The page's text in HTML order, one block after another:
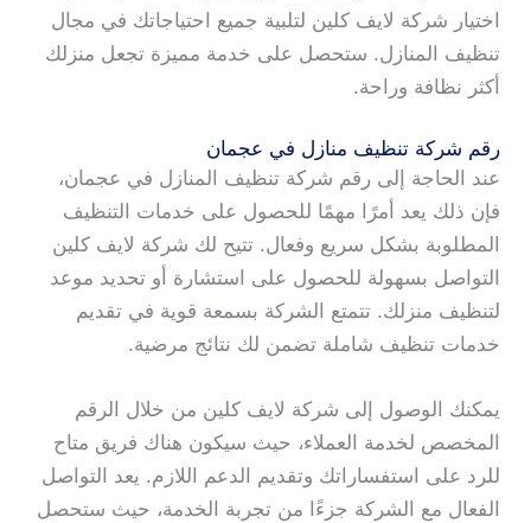
اختيار شركة لايف كلين لتلبية جميع احتياجاتك في مجال
تنظيف المنازل. ستحصل على خدمة مميزة تجعل منزلك
أكثر نظافة وراحة.
رقم شركة تنظيف منازل في عجمان
عند الحاجة إلى رقم شركة تنظيف المنازل في عجمان،
فإن ذلك يعد أمرًا مهمًا للحصول على خدمات التنظيف
المطلوبة بشكل سريع وفعال. تتيح لك شركة لايف كلين
التواصل بسهولة للحصول على استشارة أو تحديد موعد
لتنظيف منزلك. تتمتع الشركة بسمعة قوية في تقديم
خدمات تنظيف شاملة تضمن لك نتائج مرضية.
يمكنك الوصول إلى شركة لايف كلين من خلال الرقم
المخصص لخدمة العملاء، حيث سيكون هناك فريق متاح
للرد على استفساراتك وتقديم الدعم اللازم. يعد التواصل
الفعال مع الشركة جزءًا من تجربة الخدمة، حيث ستحصل